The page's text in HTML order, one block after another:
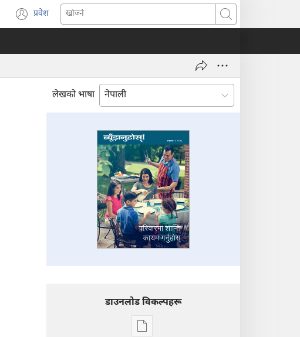
प्रवेश
अर्को
नयाँ
खुल्नेछ)
खोज्ने
लेखको भाषा
डाउनलोड विकल्पहरू
प्रकाशन